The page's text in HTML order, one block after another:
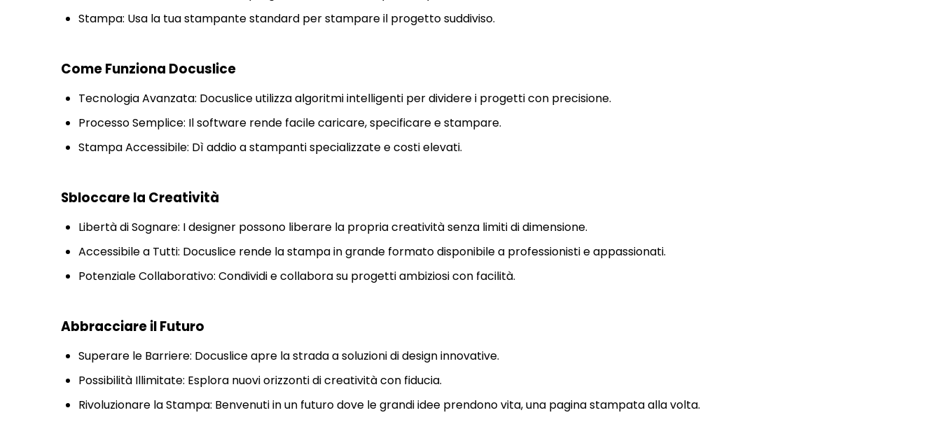
Stampa: Usa la tua stampante standard per stampare il progetto suddiviso.
Come Funziona Docuslice
Tecnologia Avanzata: Docuslice utilizza algoritmi intelligenti per dividere i progetti con precisione.
Processo Semplice: Il software rende facile caricare, specificare e stampare.
Stampa Accessibile: Dì addio a stampanti specializzate e costi elevati.
Sbloccare la Creatività
Libertà di Sognare: I designer possono liberare la propria creatività senza limiti di dimensione.
Accessibile a Tutti: Docuslice rende la stampa in grande formato disponibile a professionisti e appassionati.
Potenziale Collaborativo: Condividi e collabora su progetti ambiziosi con facilità.
Abbracciare il Futuro
Superare le Barriere: Docuslice apre la strada a soluzioni di design innovative.
Possibilità Illimitate: Esplora nuovi orizzonti di creatività con fiducia.
Rivoluzionare la Stampa: Benvenuti in un futuro dove le grandi idee prendono vita, una pagina stampata alla volta.